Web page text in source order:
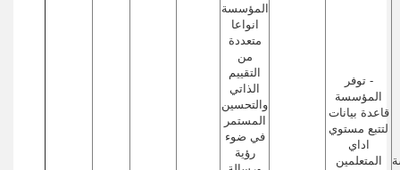
- توفر
المؤسسة
قاعدة بيانات
لتتبع مستوي
اداي
المتعلمين
المؤسسة
انواعا
متعددة
من
التقييم
الذاتي
والتحسين
المستمر
في ضوء
رؤية